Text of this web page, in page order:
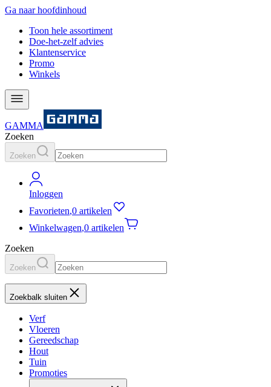
Ga naar hoofdinhoud
Toon hele assortiment
Doe-het-zelf advies
Klantenservice
Promo
Winkels
GAMMA
Zoeken
Zoeken
Inloggen
Favorieten,0 artikelen
Winkelwagen,0 artikelen
Zoeken
Zoeken
Zoekbalk sluiten
Verf
Vloeren
Gereedschap
Hout
Tuin
Promoties